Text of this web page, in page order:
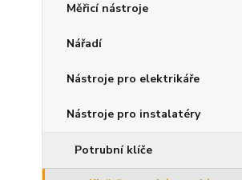
Měřicí nástroje
Nářadí
Nástroje pro elektrikáře
Nástroje pro instalatéry
Potrubní klíče